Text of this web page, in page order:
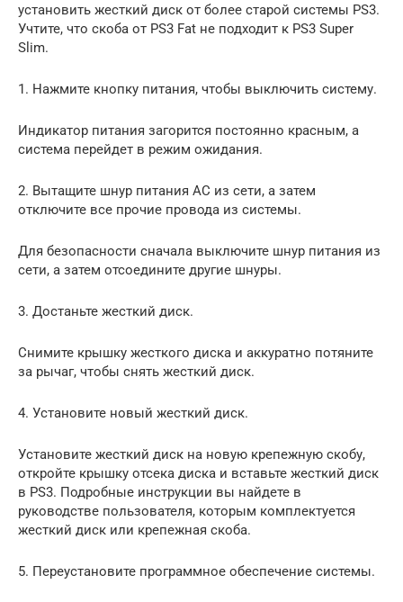
установить жесткий диск от более старой системы PS3.
Учтите, что скоба от PS3 Fat не подходит к PS3 Super
Slim.
1. Нажмите кнопку питания, чтобы выключить систему.
Индикатор питания загорится постоянно красным, а
система перейдет в режим ожидания.
2. Вытащите шнур питания АС из сети, а затем
отключите все прочие провода из системы.
Для безопасности сначала выключите шнур питания из
сети, а затем отсоедините другие шнуры.
3. Достаньте жесткий диск.
Снимите крышку жесткого диска и аккуратно потяните
за рычаг, чтобы снять жесткий диск.
4. Установите новый жесткий диск.
Установите жесткий диск на новую крепежную скобу,
откройте крышку отсека диска и вставьте жесткий диск
в PS3. Подробные инструкции вы найдете в
руководстве пользователя, которым комплектуется
жесткий диск или крепежная скоба.
5. Переустановите программное обеспечение системы.